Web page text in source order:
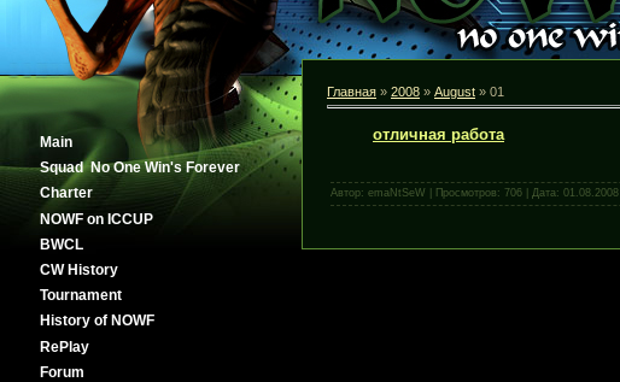
Main
Squad No One Win's Forever
Сharter
NOWF on ICCUP
BWCL
CW History
Tournament
History of NOWF
RePlay
Forum
Главная » 2008 » August » 01
отличная работа
Автор: emaNtSeW | Просмотров: 706 | Дата: 01.08.2008